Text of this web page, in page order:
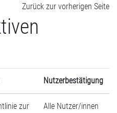
Zurück zur vorherigen Seite
Nutzerbestätigung
zur
Alle Nutzer/innen